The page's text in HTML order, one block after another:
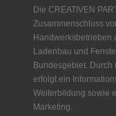
Die CREATIVEN
Zusammenschluss
Handwerksbetrieben
Ladenbau und
Bundesgebiet. Durch
erfolgt ein
Weiterbildung sowie
Marketing.